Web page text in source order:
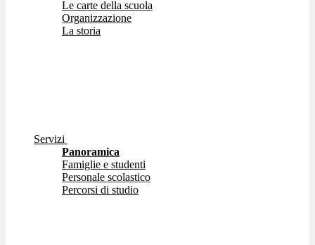
Le carte della scuola
Organizzazione
La storia
Servizi
Panoramica
Famiglie e studenti
Personale scolastico
Percorsi di studio